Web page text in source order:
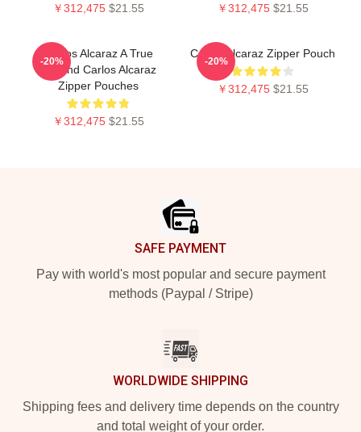
￥312,475 $21.55 ￥312,475 $21.55
Carlos Alcaraz A True
Legend Carlos Alcaraz
Zipper Pouches
￥312,475 $21.55
-20%
Carloz Alcaraz Zipper Pouch
￥312,475 $21.55
-20%
SAFE PAYMENT
Pay with world's most popular and secure payment
methods (Paypal / Stripe)
WORLDWIDE SHIPPING
Shipping fees and delivery time depends on the country
and total weight of your order.